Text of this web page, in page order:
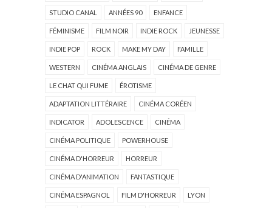
STUDIO CANAL ANNÉES 90 ENFANCE
FÉMINISME FILM NOIR INDIE ROCK JEUNESSE
INDIE POP ROCK MAKE MY DAY FAMILLE
WESTERN CINÉMA ANGLAIS CINÉMA DE GENRE
LE CHAT QUI FUME ÉROTISME
ADAPTATION LITTÉRAIRE CINÉMA CORÉEN
INDICATOR ADOLESCENCE CINÉMA
CINÉMA POLITIQUE POWERHOUSE
CINÉMA D'HORREUR HORREUR
CINÉMA D'ANIMATION FANTASTIQUE
CINÉMA ESPAGNOL FILM D'HORREUR LYON